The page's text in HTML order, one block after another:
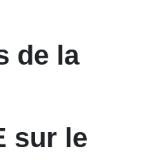
de la
sur le